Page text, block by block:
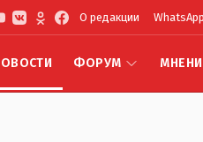
О редакции WhatsApp
ФОРУМ